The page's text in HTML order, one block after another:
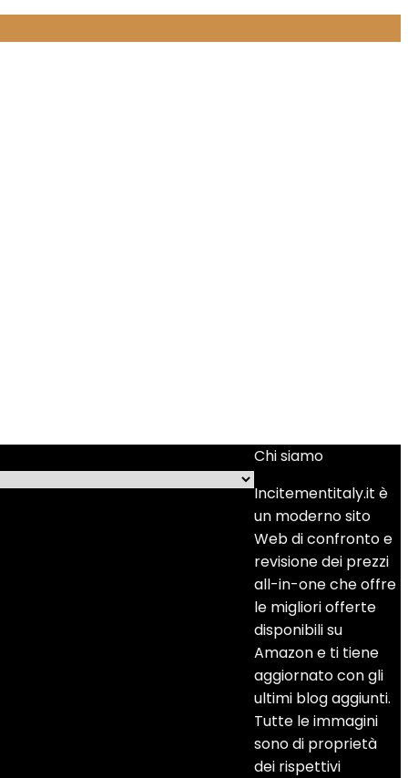
Chi siamo
Incitementitaly.it è
un moderno sito
Web di confronto e
revisione dei prezzi
all-in-one che offre
le migliori offerte
disponibili su
Amazon e ti tiene
aggiornato con gli
ultimi blog aggiunti.
Tutte le immagini
sono di proprietà
dei rispettivi